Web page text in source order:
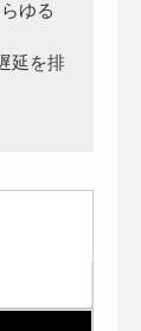
ゆる
延を排